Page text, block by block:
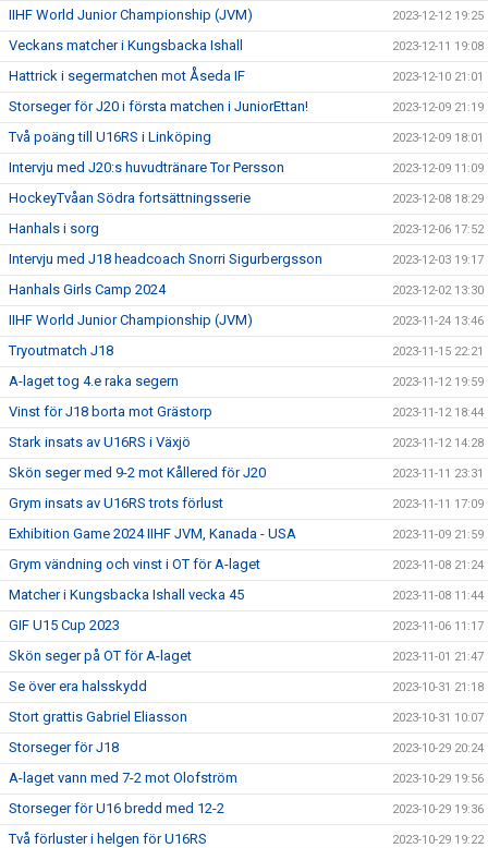
IIHF World Junior Championship (JVM) 2023-12-12 19:25
Veckans matcher i Kungsbacka Ishall 2023-12-11 19:08
Hattrick i segermatchen mot Åseda IF 2023-12-10 21:01
Storseger för J20 i första matchen i JuniorEttan! 2023-12-09 21:19
Två poäng till U16RS i Linköping 2023-12-09 18:01
Intervju med J20:s huvudtränare Tor Persson 2023-12-09 11:09
HockeyTvåan Södra fortsättningsserie 2023-12-08 18:29
Hanhals i sorg 2023-12-06 17:52
Intervju med J18 headcoach Snorri Sigurbergsson 2023-12-03 19:17
Hanhals Girls Camp 2024 2023-12-02 13:30
IIHF World Junior Championship (JVM) 2023-11-24 13:46
Tryoutmatch J18 2023-11-15 22:21
A-laget tog 4.e raka segern 2023-11-12 19:59
Vinst för J18 borta mot Grästorp 2023-11-12 18:44
Stark insats av U16RS i Växjö 2023-11-12 14:28
Skön seger med 9-2 mot Kållered för J20 2023-11-11 23:31
Grym insats av U16RS trots förlust 2023-11-11 17:09
Exhibition Game 2024 IIHF JVM, Kanada - USA 2023-11-09 21:59
Grym vändning och vinst i OT för A-laget 2023-11-08 21:24
Matcher i Kungsbacka Ishall vecka 45 2023-11-08 11:44
GIF U15 Cup 2023 2023-11-06 11:17
Skön seger på OT för A-laget 2023-11-01 21:47
Se över era halsskydd 2023-10-31 21:18
Stort grattis Gabriel Eliasson 2023-10-31 10:07
Storseger för J18 2023-10-29 20:24
A-laget vann med 7-2 mot Olofström 2023-10-29 19:56
Storseger för U16 bredd med 12-2 2023-10-29 19:36
Två förluster i helgen för U16RS 2023-10-29 19:22